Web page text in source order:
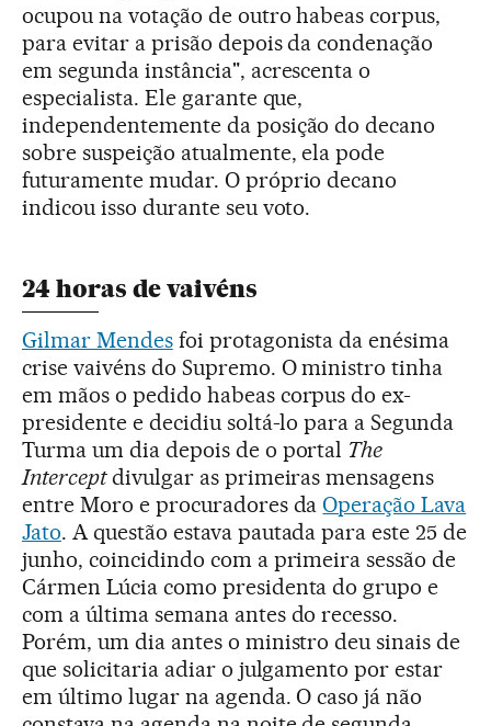
ocupou na votação de outro habeas corpus,
para evitar a prisão depois da condenação
em segunda instância", acrescenta o
especialista. Ele garante que,
independentemente da posição do decano
sobre suspeição atualmente, ela pode
futuramente mudar. O próprio decano
indicou isso durante seu voto.
24 horas de vaivéns
Gilmar Mendesfoi protagonista da enésima
crise vaivéns do Supremo. O ministro tinha
em mãos o pedido habeas corpus do ex-
presidente e decidiu soltá-lo para a Segunda
Turma um dia depois de o portal The
Interceptdivulgar as primeiras mensagens
entre Moro e procuradores da Operação Lava
Jato. A questão estava pautada para este 25 de
junho, coincidindo com a primeira sessão de
Cármen Lúcia como presidenta do grupo e
com a última semana antes do recesso.
Porém, um dia antes o ministro deu sinais de
que solicitaria adiar o julgamento por estar
em último lugar na agenda. O caso já não